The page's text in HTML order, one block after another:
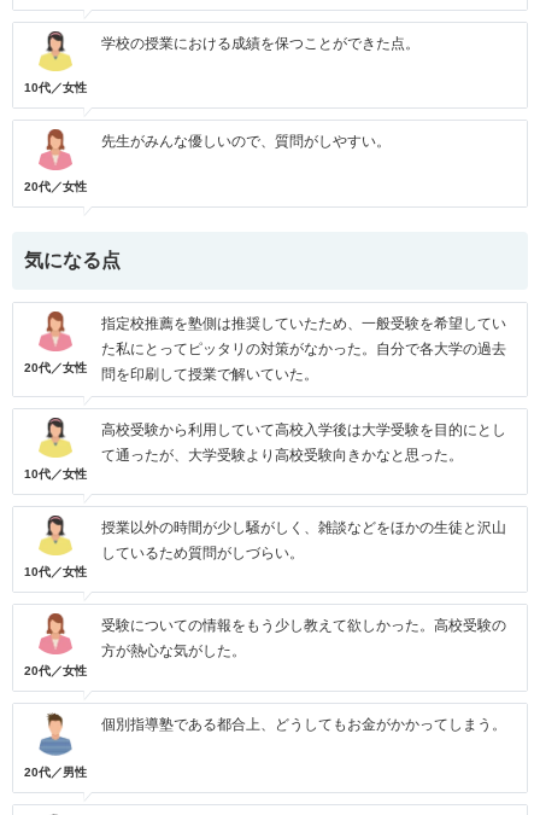
10代／女性
学校の授業における成績を保つことができた点。
20代／女性
先生がみんな優しいので、質問がしやすい。
気になる点
20代／女性
指定校推薦を塾側は推奨していたため、一般受験を希望してい
た私にとってピッタリの対策がなかった。自分で各大学の過去
問を印刷して授業で解いていた。
10代／女性
高校受験から利用していて高校入学後は大学受験を目的にとし
て通ったが、大学受験より高校受験向きかなと思った。
10代／女性
授業以外の時間が少し騒がしく、雑談などをほかの生徒と沢山
しているため質問がしづらい。
20代／女性
受験についての情報をもう少し教えて欲しかった。高校受験の
方が熱心な気がした。
20代／男性
個別指導塾である都合上、どうしてもお金がかかってしまう。